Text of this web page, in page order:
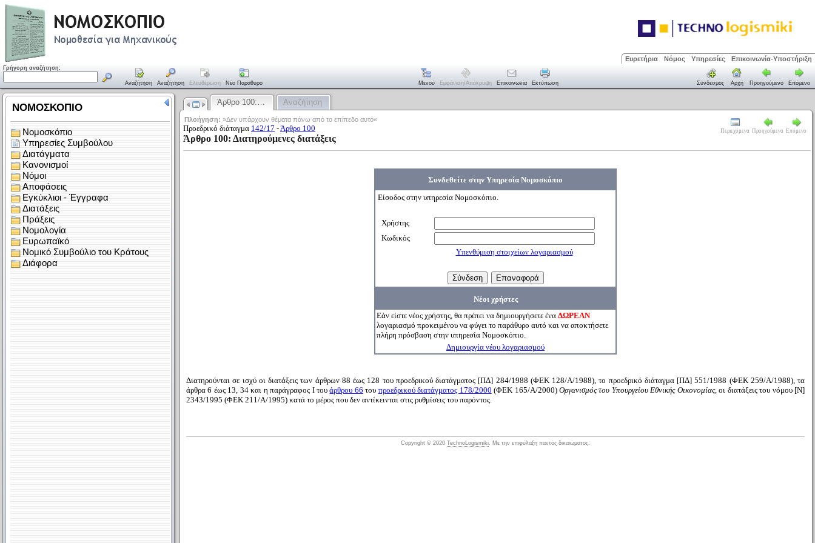
Ευρετήρια Νόμος Υπηρεσίες Επικοινωνία-Υποστήριξη
Γρήγορη αναζήτηση:
Αναζήτηση Αναζήτηση Ελευθέρωση Νέο Παράθυρο Μενού Εμφάνιση/απόκρυψη Επικοινωνία Εκτύπωση Σύνδεσμος Αρχή Προηγούμενο Επόμενο
Άρθρο 100:… Αναζήτηση